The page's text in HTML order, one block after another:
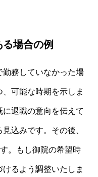
場合の例
務していなかった場
可能な時期を示しま
退職の意向を伝えて
込みです。その後、
。もし御院の希望時
るよう調整いたしま